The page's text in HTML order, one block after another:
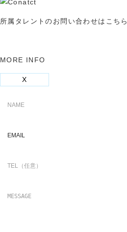
所属タレントのお問い合わせはこちら
MORE INFO
X